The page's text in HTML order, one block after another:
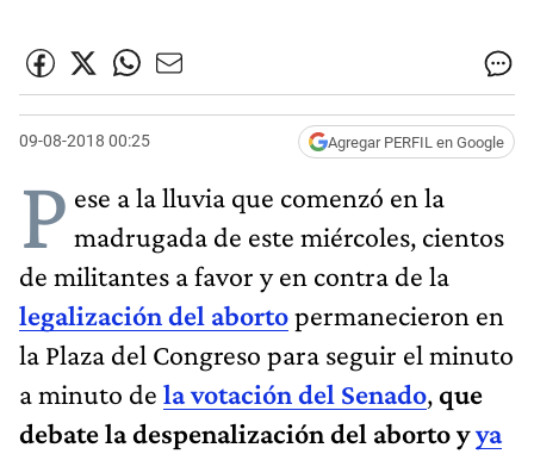
09-08-2018 00:25 Agregar PERFIL en Google
P ese a la lluvia que comenzó en la
madrugada de este miércoles, cientos
de militantes a favor y en contra de la
legalización del abortopermanecieron en
la Plaza del Congreso para seguir el minuto
a minuto de la votación del Senado, que
debate la despenalización del aborto yya